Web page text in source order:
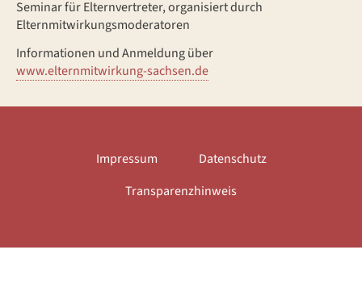
Seminar für Elternvertreter, organisiert durch
Elternmitwirkungsmoderatoren
Informationen und Anmeldung über
www.elternmitwirkung-sachsen.de
Impressum
Datenschutz
Transparenzhinweis